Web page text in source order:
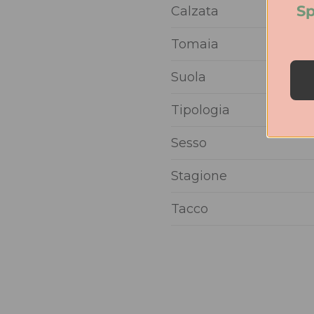
Calzata
Tomaia
Suola
Tipologia
Sesso
Stagione
Tacco